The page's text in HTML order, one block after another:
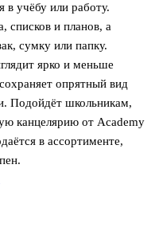
в учёбу или работу.
списков и планов, а
сумку или папку.
ярко и меньше
опрятный вид
Подойдёт школьникам,
канцелярию от Academy
в ассортименте,